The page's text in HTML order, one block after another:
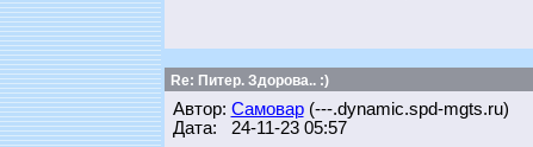
Re: Питер. Здорова.. :)
Автор: Самовар(---.dynamic.spd-mgts.ru)
Дата: 24-11-23 05:57